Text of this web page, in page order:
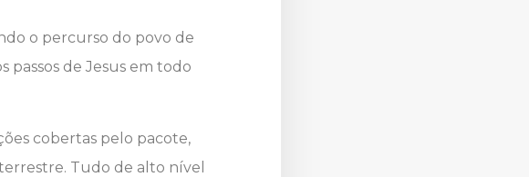
o percurso do povo de
passos de Jesus em todo
cobertas pelo pacote,
Tudo de alto nível